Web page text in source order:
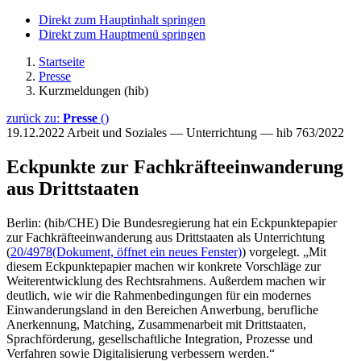
Direkt zum Hauptinhalt springen
Direkt zum Hauptmenü springen
Startseite
Presse
Kurzmeldungen (hib)
zurück zu: Presse ()
19.12.2022 Arbeit und Soziales — Unterrichtung — hib 763/2022
Eckpunkte zur Fachkräfteeinwanderung
aus Drittstaaten
Berlin: (hib/CHE) Die Bundesregierung hat ein Eckpunktepapier
zur Fachkräfteeinwanderung aus Drittstaaten als Unterrichtung
(20/4978(Dokument, öffnet ein neues Fenster)) vorgelegt. „Mit
diesem Eckpunktepapier machen wir konkrete Vorschläge zur
Weiterentwicklung des Rechtsrahmens. Außerdem machen wir
deutlich, wie wir die Rahmenbedingungen für ein modernes
Einwanderungsland in den Bereichen Anwerbung, berufliche
Anerkennung, Matching, Zusammenarbeit mit Drittstaaten,
Sprachförderung, gesellschaftliche Integration, Prozesse und
Verfahren sowie Digitalisierung verbessern werden.“